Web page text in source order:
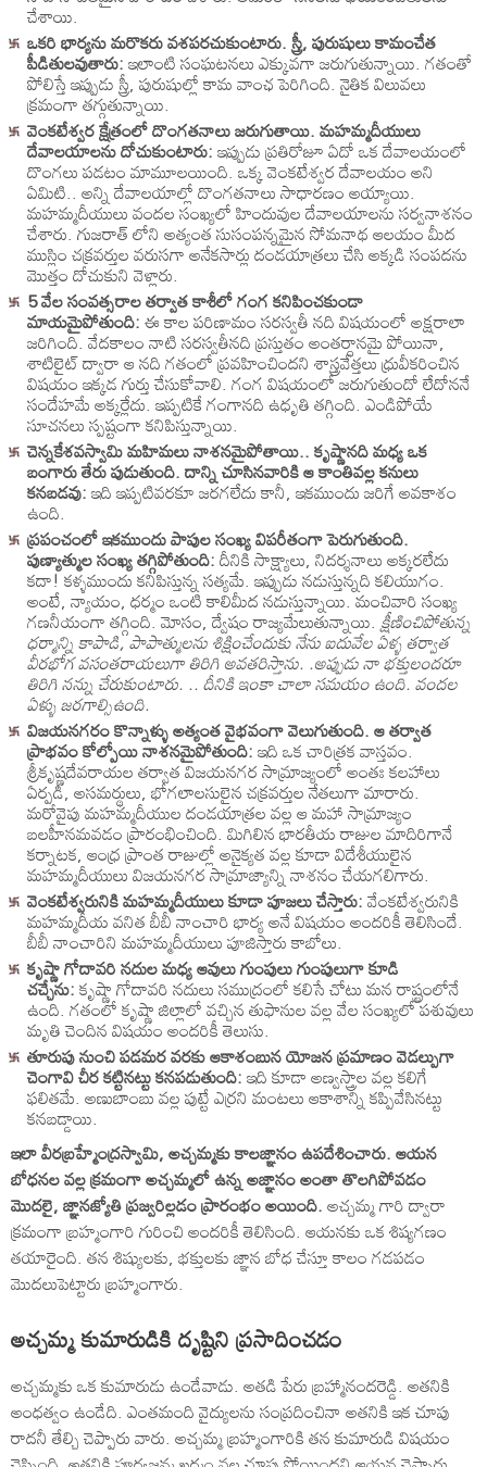
చేశాయి.
ఒకరి భార్యను మరొకరు వశపరచుకుంటారు. స్త్రీ, పురుషులు కామంచేత
పీడితులవుతారు:ఇలాంటి సంఘటనలు ఎక్కువగా జరుగుతున్నాయి. గతంతో
పోలిస్తే ఇప్పుడు స్త్రీ, పురుషుల్లో కామ వాంఛ పెరిగింది. నైతిక విలువలు
క్రమంగా తగ్గుతున్నాయి.
వెంకటేశ్వర క్షేత్రంలో దొంగతనాలు జరుగుతాయి. మహమ్మదీయులు
దేవాలయాలను దోచుకుంటారు:ఇప్పుడు ప్రతిరోజూ ఏదో ఒక దేవాలయంలో
దొంగలు పడటం మామూలయింది. ఒక్క వెంకటేశ్వర దేవాలయం అని
ఏమిటి.. అన్ని దేవాలయాల్లో దొంగతనాలు సాధారణం అయ్యాయి.
మహమ్మదీయులు వందల సంఖ్యలో హిందువుల దేవాలయాలను సర్వనాశనం
చేశారు. గుజరాత్ లోని అత్యంత సుసంపన్నమైన సోమనాథ ఆలయం మీద
ముస్లిం చక్రవర్తుల వరుసగా అనేకసార్లు దండయాత్రలు చేసి అక్కడి సంపదను
మొత్తం దోచుకుని వెళ్లారు.
5 వేల సంవత్సరాల తర్వాత కాశీలో గంగ కనిపించకుండా
మాయమైపోతుంది:ఈ కాల పరిణామం సరస్వతీ నది విషయంలో అక్షరాలా
జరిగింది. వేదకాలం నాటి సరస్వతీనది ప్రస్తుతం అంతర్ధానమై పోయినా,
శాటిలైట్ ద్వారా ఆ నది గతంలో ప్రవహించిందని శాస్త్రవేత్తలు ధ్రువీకరించిన
విషయం ఇక్కడ గుర్తు చేసుకోవాలి. గంగ విషయంలో జరుగుతుందో లేదోననే
సందేహమే అక్కర్లేదు. ఇప్పటికే గంగానది ఉధృతి తగ్గింది. ఎండిపోయే
సూచనలు స్పష్టంగా కనిపిస్తున్నాయి.
చెన్నకేశవస్వామి మహిమలు నాశనమైపోతాయి.. కృష్ణానది మధ్య ఒక
బంగారు తేరు పుడుతుంది. దాన్ని చూసినవారికి ఆ కాంతివల్ల కనులు
కనబడవు:ఇది ఇప్పటివరకూ జరగలేదు కానీ, ఇకముందు జరిగే అవకాశం
ఉంది.
ప్రపంచంలో ఇకముందు పాపుల సంఖ్య విపరీతంగా పెరుగుతుంది.
పుణ్యాత్ముల సంఖ్య తగ్గిపోతుంది:దీనికి సాక్ష్యాలు, నిదర్శనాలు అక్కరలేదు
కదా! కళ్ళముందు కనిపిస్తున్న సత్యమే. ఇప్పుడు నడుస్తున్నది కలియుగం.
అంటే, న్యాయం, ధర్మం ఒంటి కాలిమీద నడుస్తున్నాయి. మంచివారి సంఖ్య
గణనీయంగా తగ్గింది. మోసం, ద్వేషం రాజ్యమేలుతున్నాయి.క్షీణించిపోతున్న
ధర్మాన్ని కాపాడి, పాపాత్ములను శిక్షించేందుకు నేను ఐదువేల ఏళ్ళ తర్వాత
వీరభోగ వసంతరాయలుగా తిరిగి అవతరిస్తాను. .అప్పుడు నా భక్తులందరూ
తిరిగి నన్ను చేరుకుంటారు. .. దీనికి ఇంకా చాలా సమయం ఉంది. వందల
ఏళ్ళు జరగాల్సిఉంది.
విజయనగరం కొన్నాళ్ళు అత్యంత వైభవంగా వెలుగుతుంది. ఆ తర్వాత
ప్రాభవం కోల్పోయి నాశనమైపోతుంది:ఇది ఒక చారిత్రక వాస్తవం.
శ్రీకృష్ణదేవరాయల తర్వాత విజయనగర సామ్రాజ్యంలో అంతః కలహాలు
ఏర్పడి, అసమర్థులు, భోగలాలసులైన చక్రవర్తుల నేతలుగా మారారు.
మరోవైపు మహమ్మదీయుల దండయాత్రల వల్ల ఆ మహా సామ్రాజ్యం
బలహీనమవడం ప్రారంభించింది. మిగిలిన భారతీయ రాజుల మాదిరిగానే
కర్నాటక, ఆంధ్ర ప్రాంత రాజుల్లో అనైక్యత వల్ల కూడా విదేశీయులైన
మహమ్మదీయులు విజయనగర సామ్రాజ్యాన్ని నాశనం చేయగలిగారు.
వెంకటేశ్వరునికి మహమ్మదీయులు కూడా పూజలు చేస్తారు:వేంకటేశ్వరునికి
మహమ్మదీయ వనిత బీబీ నాంచారి భార్య అనే విషయం అందరికీ తెలిసిందే.
బీబీ నాంచారిని మహమ్మదీయులు పూజిస్తారు కాబోలు.
కృష్ణా గోదావరి నదుల మధ్య ఆవులు గుంపులు గుంపులుగా కూడి
చచ్చేను:కృష్ణా గోదావరి నదులు సముద్రంలో కలిసే చోటు మన రాష్ట్రంలోనే
ఉంది. గతంలో కృష్ణా జిల్లాలో వచ్చిన తుఫానుల వల్ల వేల సంఖ్యలో పశువులు
మృతి చెందిన విషయం అందరికీ తెలుసు.
తూరుపు నుంచి పడమర వరకు ఆకాశంబున యోజన ప్రమాణం వెడల్పుగా
చెంగావి చీర కట్టినట్టు కనపడుతుంది:ఇది కూడా అణ్వస్త్రాల వల్ల కలిగే
ఫలితమే. అణుబాంబు వల్ల పుట్టే ఎర్రని మంటలు ఆకాశాన్ని కప్పివేసినట్టు
కనబడ్డాయి.
ఇలా వీరబ్రహ్మేంద్రస్వామి, అచ్చమ్మకు కాలజ్ఞానం ఉపదేశించారు. ఆయన
బోధనల వల్ల క్రమంగా అచ్చమ్మలో ఉన్న అజ్ఞానం అంతా తొలగిపోవడం
మొదలై, జ్ఞానజ్యోతి ప్రజ్వరిల్లడం ప్రారంభం అయింది.అచ్చమ్మ గారి ద్వారా
క్రమంగా బ్రహ్మంగారి గురించి అందరికీ తెలిసింది. ఆయనకు ఒక శిష్యగణం
తయారైంది. తన శిష్యులకు, భక్తులకు జ్ఞాన బోధ చేస్తూ కాలం గడపడం
మొదలుపెట్టారు బ్రహ్మంగారు.
అచ్చమ్మ కుమారుడికి దృష్టిని ప్రసాదించడం
అచ్చమ్మకు ఒక కుమారుడు ఉండేవాడు. అతడి పేరు బ్రహ్మానందరెడ్డి. అతనికి
అంధత్వం ఉండేది. ఎంతమంది వైద్యులను సంప్రదించినా అతనికి ఇక చూపు
రాదనీ తేల్చి చెప్పారు వారు. అచ్చమ్మ బ్రహ్మంగారికి తన కుమారుడి విషయం